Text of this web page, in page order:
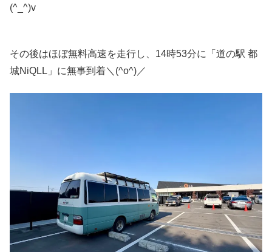
(^_^)v
その後はほぼ無料高速を走行し、14時53分に「道の駅 都
城NiQLL」に無事到着＼(^o^)／